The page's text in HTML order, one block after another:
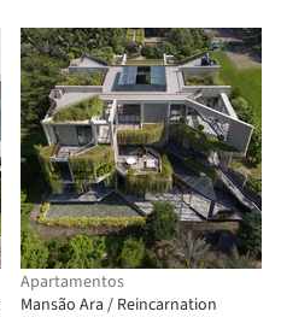
Apartamentos
Mansão Ara / Reincarnation